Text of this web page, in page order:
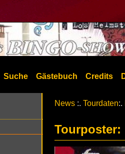
Suche Gästebuch Credits
News :. Tourdaten:.
Tourposter: